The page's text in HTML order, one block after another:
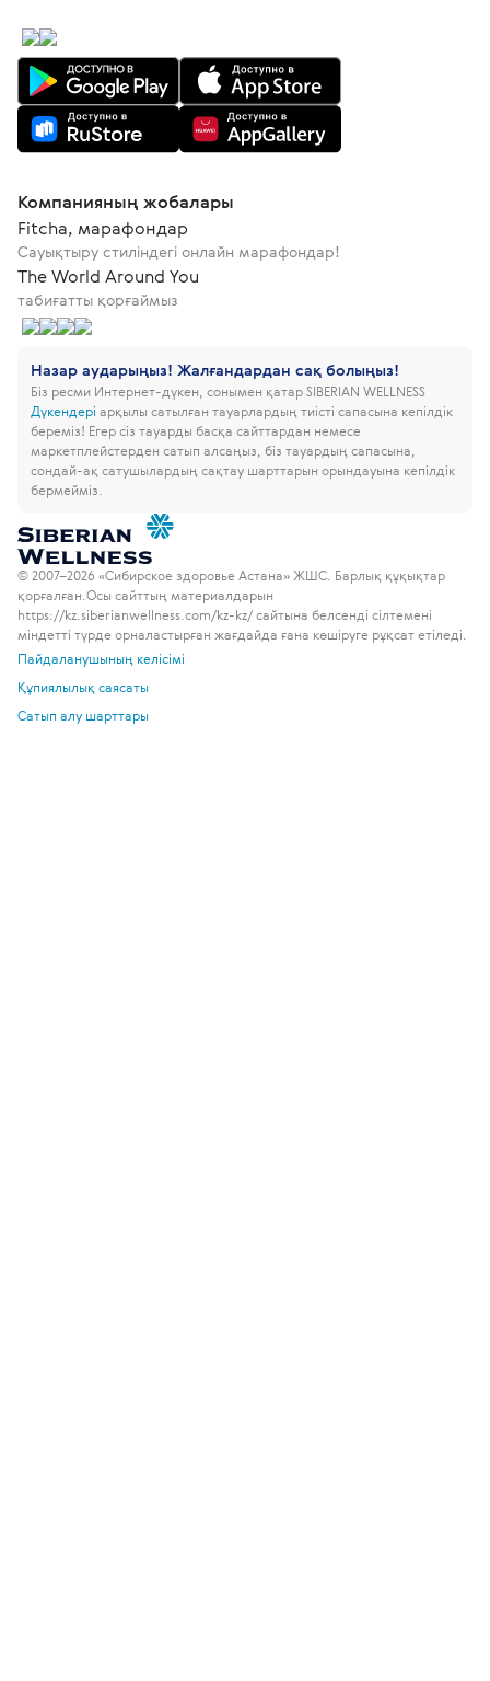
Компанияның жобалары
Fitcha, марафондар
Сауықтыру стиліндегі онлайн марафондар!
The World Around You
табиғатты қорғаймыз
Назар аударыңыз! Жалғандардан сақ болыңыз!
Біз ресми Интернет-дүкен, сонымен қатар SIBERIAN WELLNESS
Дүкендері арқылы сатылған тауарлардың тиісті сапасына кепілдік
береміз! Егер сіз тауарды басқа сайттардан немесе
маркетплейстерден сатып алсаңыз, біз тауардың сапасына,
сондай-ақ сатушылардың сақтау шарттарын орындауына кепілдік
бермейміз.
© 2007–2026 «Сибирское здоровье Астана» ЖШС. Барлық құқықтар
қорғалған. Осы сайттың материалдарын
https://kz.siberianwellness.com/kz-kz/ сайтына белсенді сілтемені
міндетті түрде орналастырған жағдайда ғана көшіруге рұқсат етіледі.
Пайдаланушының келісімі
Құпиялылық саясаты
Сатып алу шарттары